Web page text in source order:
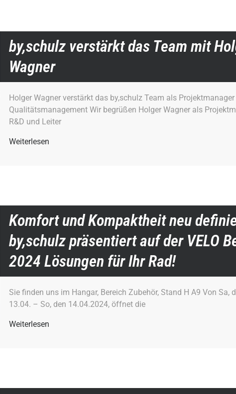
by,schulz verstärkt das Team mit
Wagner
Holger Wagner verstärkt das by,schulz Team als
Qualitätsmanagement Wir begrüßen Holger Wagner als
R&D und Leiter
Weiterlesen
Komfort und Kompaktheit neu
by,schulz präsentiert auf der VELO
2024 Lösungen für Ihr Rad!
Sie finden uns im Hangar, Bereich Zubehör, Stand H A9 Von Sa,
13.04. – So, den 14.04.2024, öffnet die
Weiterlesen